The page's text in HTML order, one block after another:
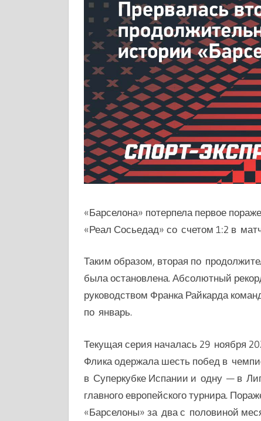
«Барселона» потерпела первое
«Реал Сосьедад» со счетом 1:2 в
Таким образом, вторая по
была остановлена. Абсолютный
руководством Франка Райкарда
по январь.
Текущая серия началась 29 ноября
Флика одержала шесть побед в
в Суперкубке Испании и одну — в
главного европейского турнира.
«Барселоны» за два с половиной